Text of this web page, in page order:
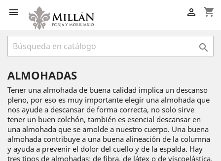
 shopping_cart


ALMOHADAS
Tener una almohada de buena calidad implica un descanso
pleno, por eso es muy importante elegir una almohada que
nos ayude a descansar de forma correcta, no solo sirve
tener un buen colchón, también es esencial descansar en
una almohada que se amolde a nuestro cuerpo. Una buena
almohada contribuye a una buena alineación de la columna
y ayuda a prevenir el dolor del cuello y de la espalda. Hay
tres tipos de almohadas: de fibra, de látex o de viscoelástica.